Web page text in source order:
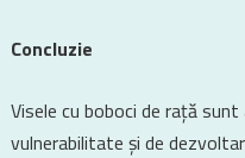
Concluzie
Visele cu boboci de rață
vulnerabilitate și de